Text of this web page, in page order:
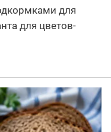
для
для цветов-